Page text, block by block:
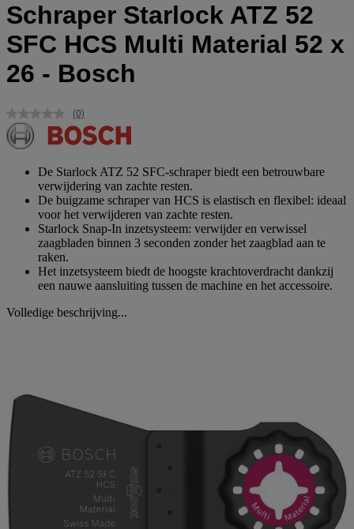
Schraper Starlock ATZ 52
SFC HCS Multi Material 52 x
26 - Bosch
Geen
scorewaarde.
Dezelfde
(0)
De Starlock ATZ 52 SFC-schraper biedt een betrouwbare
verwijdering van zachte resten.
De buigzame schraper van HCS is elastisch en flexibel: ideaal
voor het verwijderen van zachte resten.
Starlock Snap-In inzetsysteem: verwijder en verwissel
zaagbladen binnen 3 seconden zonder het zaagblad aan te
raken.
Het inzetsysteem biedt de hoogste krachtoverdracht dankzij
een nauwe aansluiting tussen de machine en het accessoire.
Volledige beschrijving...